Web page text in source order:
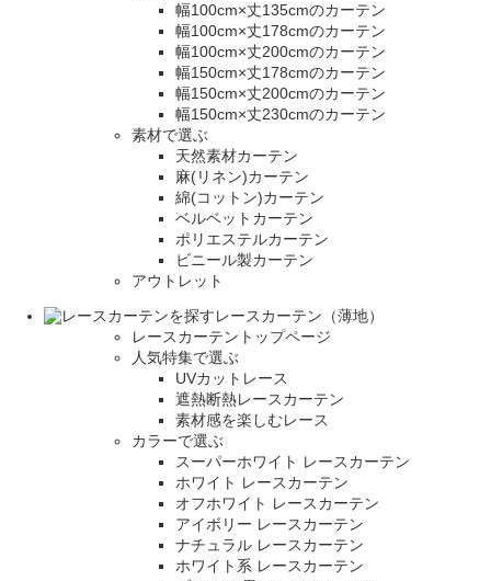
幅100cm×丈135cmのカーテン
幅100cm×丈178cmのカーテン
幅100cm×丈200cmのカーテン
幅150cm×丈178cmのカーテン
幅150cm×丈200cmのカーテン
幅150cm×丈230cmのカーテン
素材で選ぶ
天然素材カーテン
麻(リネン)カーテン
綿(コットン)カーテン
ベルベットカーテン
ポリエステルカーテン
ビニール製カーテン
アウトレット
レースカーテン（薄地）
レースカーテントップページ
人気特集で選ぶ
UVカットレース
遮熱断熱レースカーテン
素材感を楽しむレース
カラーで選ぶ
スーパーホワイト レースカーテン
ホワイト レースカーテン
オフホワイト レースカーテン
アイボリー レースカーテン
ナチュラル レースカーテン
ホワイト系 レースカーテン